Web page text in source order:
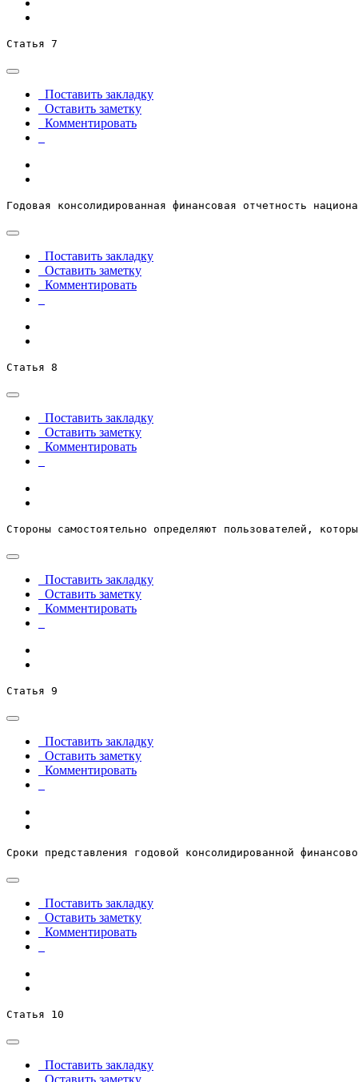
Статья 7
Поставить закладку
Оставить заметку
Комментировать
Годовая консолидированная финансовая отчетность
Поставить закладку
Оставить заметку
Комментировать
Статья 8
Поставить закладку
Оставить заметку
Комментировать
Стороны самостоятельно определяют пользователей,
Поставить закладку
Оставить заметку
Комментировать
Статья 9
Поставить закладку
Оставить заметку
Комментировать
Сроки представления годовой консолидированной
Поставить закладку
Оставить заметку
Комментировать
Статья 10
Поставить закладку
Оставить заметку